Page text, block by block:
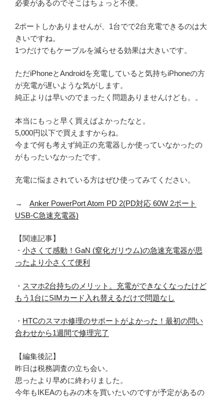
必要があるのでそこはちょっと不便。
2ポートしかありませんが、1台でで2台充電できるのは大
きいですね。
1つだけでもケーブルを減らせる効果は大きいです。
ただiPhoneとAndroidを充電していると気持ちiPhoneの方
が充電が遅いような気がします。
純正よりは早いのでまったく問題ありませんけども。。
本当にもっと早く買えばよかったなと。
5,000円以下で買えますからね。
今まで何も考えず純正の充電器しか使っていなかったの
がもったいなかったです。
充電に悩まされている方はぜひ使ってみてください。
→ Anker PowerPort Atom PD 2(PD対応 60W 2ポート
USB-C急速充電器)
【関連記事】
・ 小さくて感動！GaN (窒化ガリウム)の急速充電器が思
ったより小さくて便利
・ スマホ2台持ちのメリット。充電ができなくなったけど
もう1台にSIMカード入れ替えるだけで問題なし
・ HTCのスマホ修理のサポートがよかった！最初の問い
合わせから1週間で修理完了
【編集後記】
昨日は税務調査の立ち会い。
思ったより早めに終わりました。
今年もIKEAのもみの木を買いたいのですが予定があるの